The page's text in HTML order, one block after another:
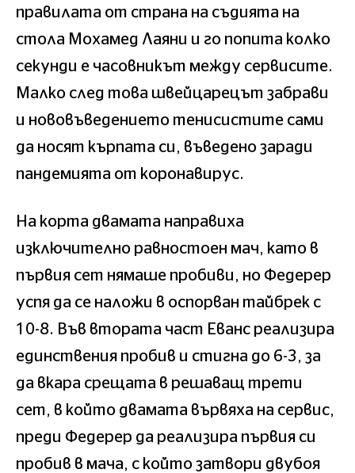
правилата от страна на съдията на
стола Мохамед Лаяни и го попита колко
секунди е часовникът между сервисите.
Малко след това швейцарецът забрави
и нововъведението тенисистите сами
да носят кърпата си, въведено заради
пандемията от коронавирус.
На корта двамата направиха
изключително равностоен мач, като в
първия сет нямаше пробиви, но Федерер
успя да се наложи в оспорван тайбрек с
10-8. Във втората част Еванс реализира
единствения пробив и стигна до 6-3, за
да вкара срещата в решаващ трети
сет, в който двамата вървяха на сервис,
преди Федерер да реализира първия си
пробив в мача, с който затвори двубоя